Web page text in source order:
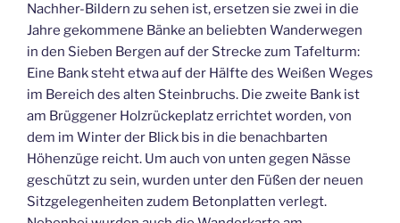
Nachher-Bildern zu sehen ist, ersetzen sie zwei in die
Jahre gekommene Bänke an beliebten Wanderwegen
in den Sieben Bergen auf der Strecke zum Tafelturm:
Eine Bank steht etwa auf der Hälfte des Weißen Weges
im Bereich des alten Steinbruchs. Die zweite Bank ist
am Brüggener Holzrückeplatz errichtet worden, von
dem im Winter der Blick bis in die benachbarten
Höhenzüge reicht. Um auch von unten gegen Nässe
geschützt zu sein, wurden unter den Füßen der neuen
Sitzgelegenheiten zudem Betonplatten verlegt.